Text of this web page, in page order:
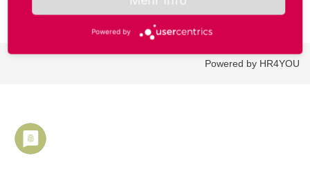
Powered by HR4YOU
Powered by